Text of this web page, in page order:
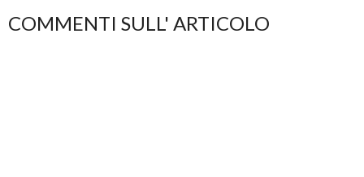
COMMENTI SULL' ARTICOLO